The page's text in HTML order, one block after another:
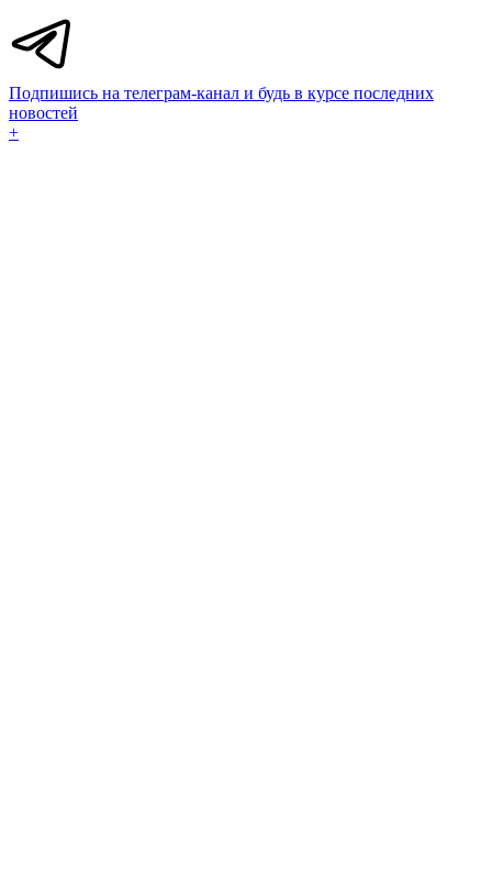
Подпишись на телеграм-канал и будь в курсе последних
новостей
+